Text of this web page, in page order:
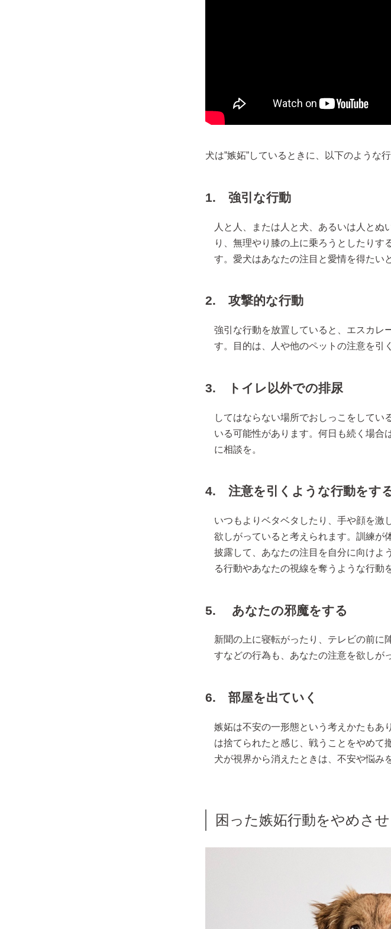
犬は”嫉妬”しているときに、以下のような
1. 強引な行動
人と人、または人と犬、あるいは人とぬ
り、無理やり膝の上に乗ろうとしたりす
す。愛犬はあなたの注目と愛情を得たい
2. 攻撃的な行動
強引な行動を放置していると、エスカレ
す。目的は、人や他のペットの注意を引
3. トイレ以外での排尿
してはならない場所でおしっこをしてい
いる可能性があります。何日も続く場合
に相談を。
4. 注意を引くような行動をす
いつもよりベタベタしたり、手や顔を激
欲しがっていると考えられます。訓練が
披露して、あなたの注目を自分に向けよ
る行動やあなたの視線を奪うような行動
5. あなたの邪魔をする
新聞の上に寝転がったり、テレビの前に
すなどの行為も、あなたの注意を欲しが
6. 部屋を出ていく
嫉妬は不安の一形態という考えかたもあ
は捨てられたと感じ、戦うことをやめて
犬が視界から消えたときは、不安や悩み
困った嫉妬行動をやめさ